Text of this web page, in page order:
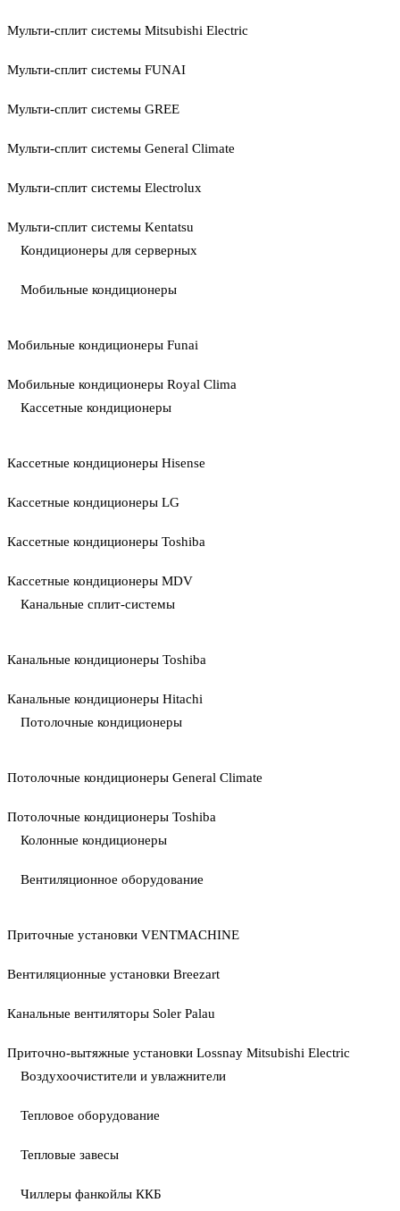
Мульти-сплит системы Mitsubishi Electric
Мульти-сплит системы FUNAI
Мульти-сплит системы GREE
Мульти-сплит системы General Climate
Мульти-сплит системы Electrolux
Мульти-сплит системы Kentatsu
Кондиционеры для серверных
Мобильные кондиционеры
Мобильные кондиционеры Funai
Мобильные кондиционеры Royal Clima
Кассетные кондиционеры
Кассетные кондиционеры Hisense
Кассетные кондиционеры LG
Кассетные кондиционеры Toshiba
Кассетные кондиционеры MDV
Канальные сплит-системы
Канальные кондиционеры Toshiba
Канальные кондиционеры Hitachi
Потолочные кондиционеры
Потолочные кондиционеры General Climate
Потолочные кондиционеры Toshiba
Колонные кондиционеры
Вентиляционное оборудование
Приточные установки VENTMACHINE
Вентиляционные установки Breezart
Канальные вентиляторы Soler Palau
Приточно-вытяжные установки Lossnay Mitsubishi Electric
Воздухоочистители и увлажнители
Тепловое оборудование
Тепловые завесы
Чиллеры фанкойлы ККБ